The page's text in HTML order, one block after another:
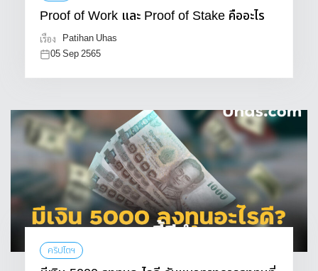
Proof of Work และ Proof of Stake คืออะไร
เรื่อง
Patihan Uhas
05 Sep 2565
คริปโตฯ